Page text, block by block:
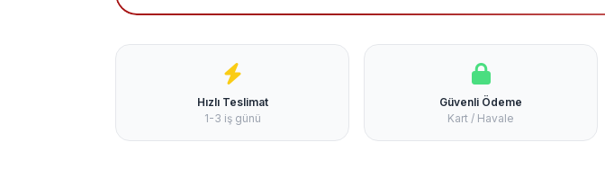
Hızlı Teslimat
1-3 iş günü
Güvenli Ödeme
Kart / Havale